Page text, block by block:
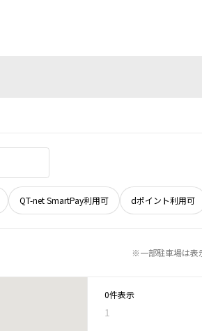
QT-net SmartPay利用可 dポイント利用可
※一部駐車場は表
0件表示
1